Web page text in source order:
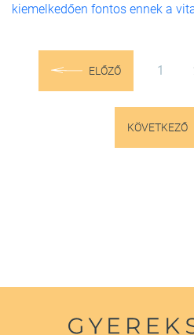
kiemelkedően fontos ennek a
ELŐZŐ 1
KÖVETKEZŐ